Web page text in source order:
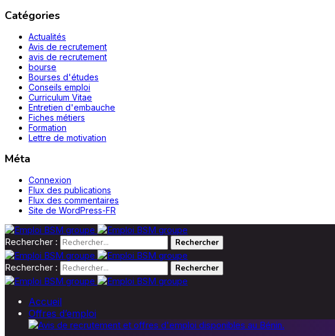
Catégories
Actualités
Avis de recrutement
avis de recrutement
bourse
Bourses d'études
Conseils emploi
Curriculum Vitae
Entretien d'embauche
Fiches métiers
Formation
Lettre de motivation
Méta
Connexion
Flux des publications
Flux des commentaires
Site de WordPress-FR
Rechercher :
Rechercher :
Accueil
Offres d’emploi